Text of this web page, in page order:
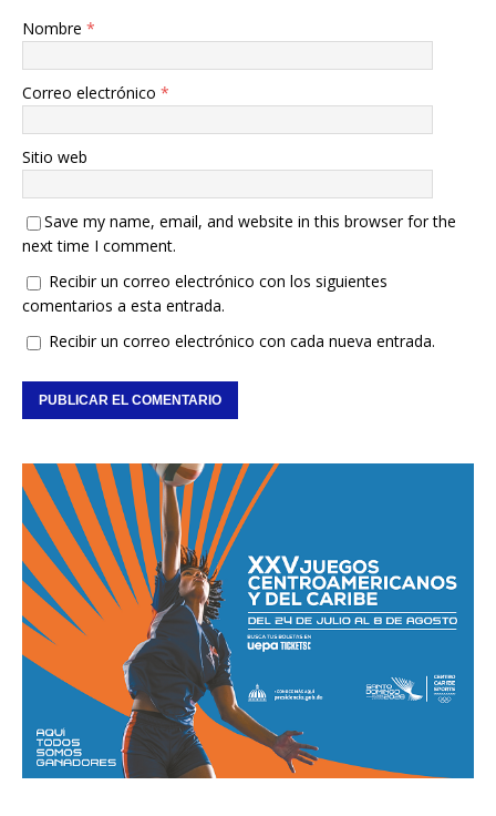
Nombre *
Correo electrónico *
Sitio web
Save my name, email, and website in this browser for the
next time I comment.
Recibir un correo electrónico con los siguientes
comentarios a esta entrada.
Recibir un correo electrónico con cada nueva entrada.